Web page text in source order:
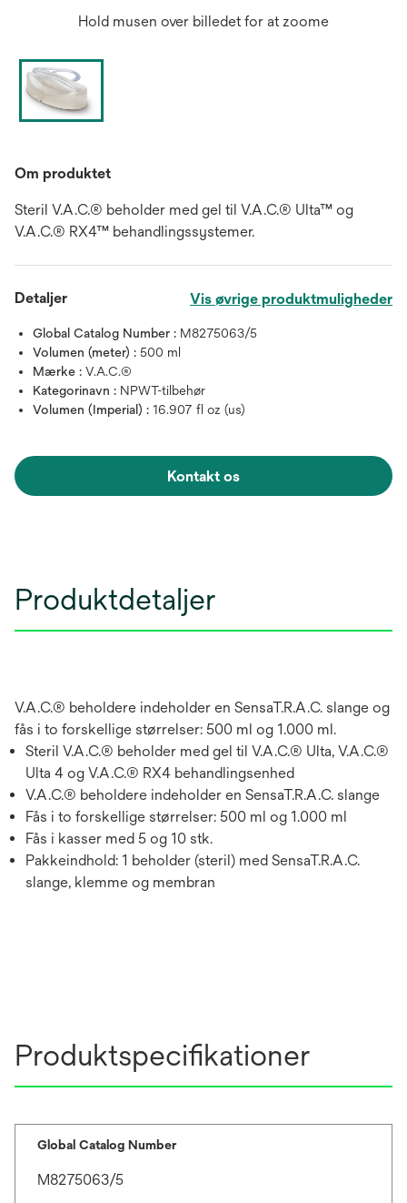
Hold musen over billedet for at zoome
Om produktet
Steril V.A.C.® beholder med gel til V.A.C.® Ulta™ og
V.A.C.® RX4™ behandlingssystemer.
Detaljer Vis øvrige produktmuligheder
Global Catalog Number : M8275063/5
Volumen (meter) : 500 ml
Mærke : V.A.C.®
Kategorinavn : NPWT-tilbehør
Volumen (Imperial) : 16.907 fl oz (us)
Kontakt os
Produktdetaljer
V.A.C.® beholdere indeholder en SensaT.R.A.C. slange og
fås i to forskellige størrelser: 500 ml og 1.000 ml.
Steril V.A.C.® beholder med gel til V.A.C.® Ulta, V.A.C.®
Ulta 4 og V.A.C.® RX4 behandlingsenhed
V.A.C.® beholdere indeholder en SensaT.R.A.C. slange
Fås i to forskellige størrelser: 500 ml og 1.000 ml
Fås i kasser med 5 og 10 stk.
Pakkeindhold: 1 beholder (steril) med SensaT.R.A.C.
slange, klemme og membran
Produktspecifikationer
Global Catalog Number
M8275063/5